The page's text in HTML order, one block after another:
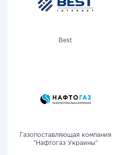
Best
Газопоставляющая компания
"Нафтогаз Украины"